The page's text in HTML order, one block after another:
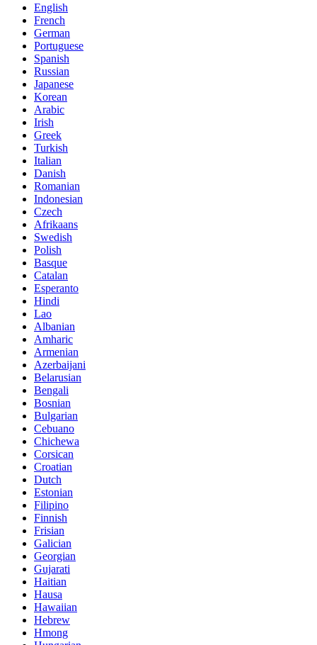
English
French
German
Portuguese
Spanish
Russian
Japanese
Korean
Arabic
Irish
Greek
Turkish
Italian
Danish
Romanian
Indonesian
Czech
Afrikaans
Swedish
Polish
Basque
Catalan
Esperanto
Hindi
Lao
Albanian
Amharic
Armenian
Azerbaijani
Belarusian
Bengali
Bosnian
Bulgarian
Cebuano
Chichewa
Corsican
Croatian
Dutch
Estonian
Filipino
Finnish
Frisian
Galician
Georgian
Gujarati
Haitian
Hausa
Hawaiian
Hebrew
Hmong